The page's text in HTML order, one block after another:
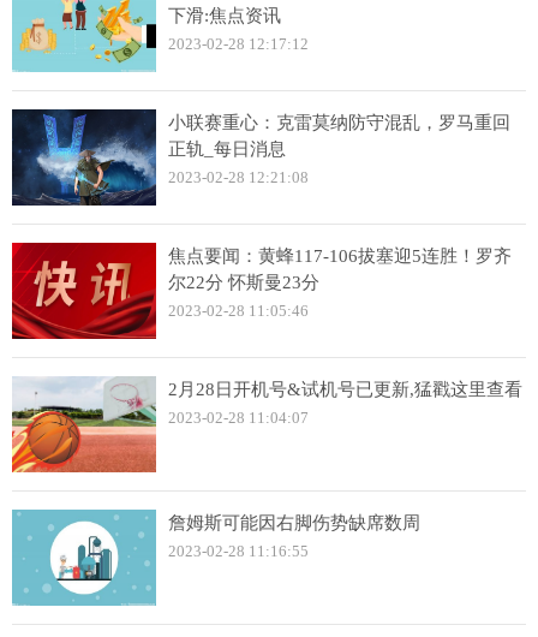
下滑:焦点资讯
2023-02-28 12:17:12
小联赛重心：克雷莫纳防守混乱，罗马重回
正轨_每日消息
2023-02-28 12:21:08
焦点要闻：黄蜂117-106拔塞迎5连胜！罗齐
尔22分 怀斯曼23分
2023-02-28 11:05:46
2月28日开机号&试机号已更新,猛戳这里查看
2023-02-28 11:04:07
詹姆斯可能因右脚伤势缺席数周
2023-02-28 11:16:55